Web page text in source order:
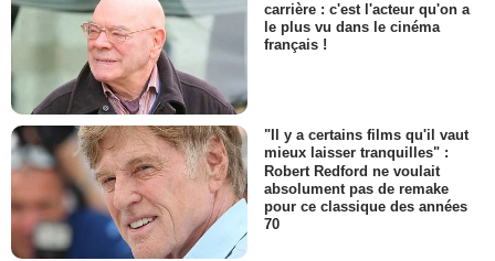
carrière : c'est l'acteur qu'on a
le plus vu dans le cinéma
français !
"Il y a certains films qu'il vaut
mieux laisser tranquilles" :
Robert Redford ne voulait
absolument pas de remake
pour ce classique des années
70